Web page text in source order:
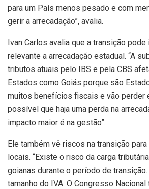
para um País menos pesado e com
gerir a arrecadação”, avalia.
Ivan Carlos avalia que a transição
relevante a arrecadação estadual. “A
tributos atuais pelo IBS e pela CBS
Estados como Goiás porque são
muitos benefícios fiscais e vão perder
possível que haja uma perda na
impacto maior é na gestão”.
Ele também vê riscos na transição
locais. “Existe o risco da carga
goianas durante o período de
tamanho do IVA. O Congresso